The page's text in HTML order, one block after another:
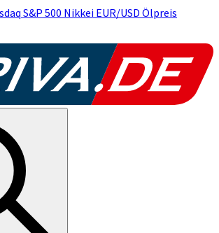
S&P 500 Nikkei EUR/USD Ölpreis